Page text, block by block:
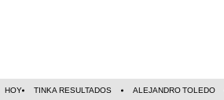
HOY TINKA RESULTADOS ALEJANDRO TOLEDO